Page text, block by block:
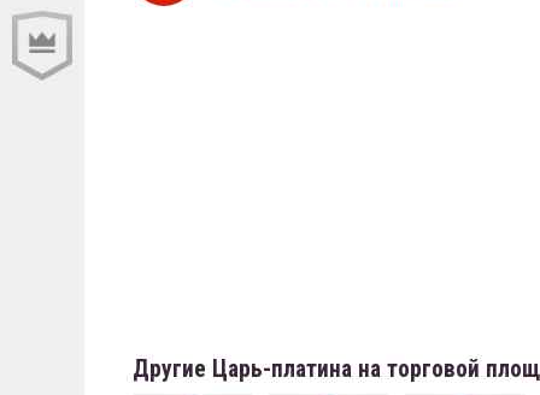
Другие Царь-платина на торговой